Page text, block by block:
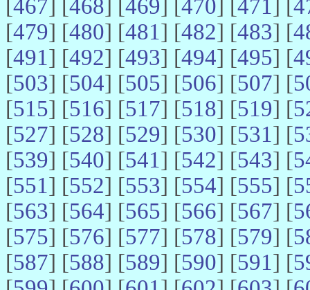
[467] [468] [469] [470] [471] [
[479] [480] [481] [482] [483] [
[491] [492] [493] [494] [495] [
[503] [504] [505] [506] [507] [
[515] [516] [517] [518] [519] [
[527] [528] [529] [530] [531] [
[539] [540] [541] [542] [543] [
[551] [552] [553] [554] [555] [
[563] [564] [565] [566] [567] [
[575] [576] [577] [578] [579] [
[587] [588] [589] [590] [591] [